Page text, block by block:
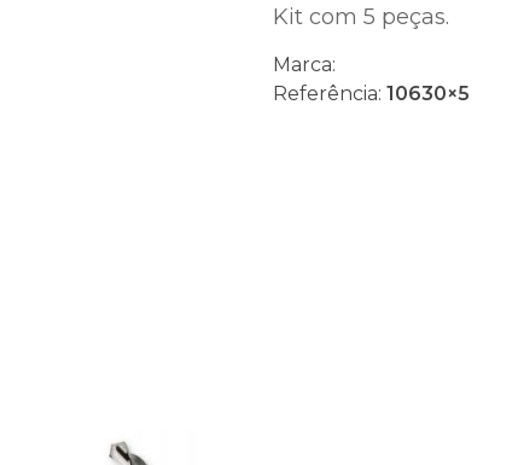
Kit com 5 peças.
Marca:
Referência:10630×5